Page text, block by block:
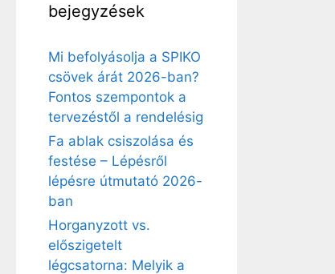
bejegyzések
Mi befolyásolja a SPIKO
csövek árát 2026-ban?
Fontos szempontok a
tervezéstől a rendelésig
Fa ablak csiszolása és
festése – Lépésről
lépésre útmutató 2026-
ban
Horganyzott vs.
előszigetelt
légcsatorna: Melyik a